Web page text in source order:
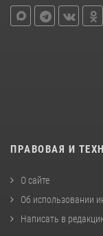
ПРАВОВАЯ И
О сайте
Об использовании
Написать в